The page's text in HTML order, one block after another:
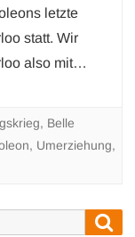
letzte
statt. Wir
also mit…
, Belle
, Umerziehung,